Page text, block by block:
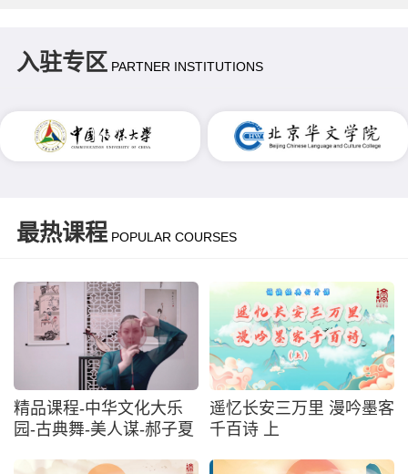
入驻专区 PARTNER INSTITUTIONS
最热课程 POPULAR COURSES
精品课程-中华文化大乐
园-古典舞-美人谋-郝子夏
遥忆长安三万里 漫吟墨客
千百诗 上